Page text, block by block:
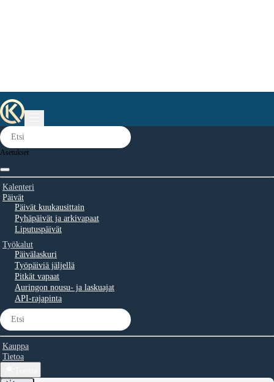
Asetukset
Kalenteri
Päivät
Päivät kuukausittain
Pyhäpäivät ja arkivapaat
Liputuspäivät
Työkalut
Päivälaskuri
Työpäiviä jäljellä
Pitkät vapaat
Auringon nousu- ja laskuajat
API-rajapinta
Kauppa
Tietoa